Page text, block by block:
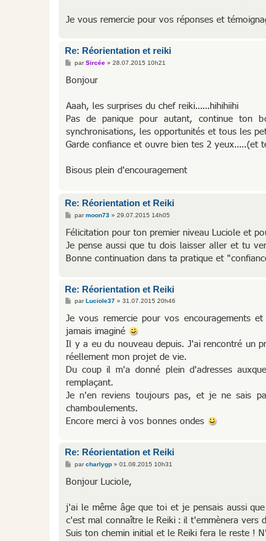
Je vous remercie pour vos réponses et
Re: Réorientation et reiki
M
s
e
parSircée» 28.07.2015 10h21
Bonjour
Aaah, les surprises du chef reiki......hihihiihi
Pas de panique pour autant, continue ton
synchronisations, les opportunités et tous les
Garde confiance et ouvre bien tes 2 yeux.....(et
Bisous plein d'encouragement
Re: Réorientation et Reiki
M
s
s
a
e
parmoon73» 29.07.2015 14h05
Félicitation pour ton premier niveau Luciole et
Je pense aussi que tu dois laisser aller et tu
Bonne continuation dans ta pratique et
Re: Réorientation et Reiki
M
s
a
e
parLuciole37» 31.07.2015 20h46
Je vous remercie pour vos encouragements et
jamais imaginé
Il y a eu du nouveau depuis. J'ai rencontré un
réellement mon projet de vie.
Du coup il m'a donné plein d'adresses
remplaçant.
Je n'en reviens toujours pas, et je ne sais
chamboulements.
Encore merci à vos bonnes ondes
Re: Réorientation et Reiki
M
s
e
parcharlygp» 01.08.2015 10h31
Bonjour Luciole,
j'ai le même âge que toi et je pensais aussi
c'est mal connaître le Reiki : il t'emmènera vers
Suis ton chemin initial et le Reiki fera le reste !